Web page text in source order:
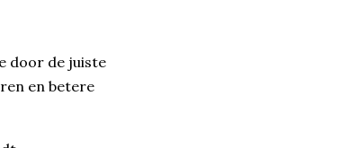
door de juiste
en betere